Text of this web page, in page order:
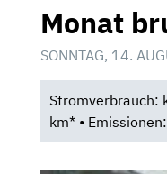
Monat
SONNTAG, 14.
Stromverbrauch:
km* •